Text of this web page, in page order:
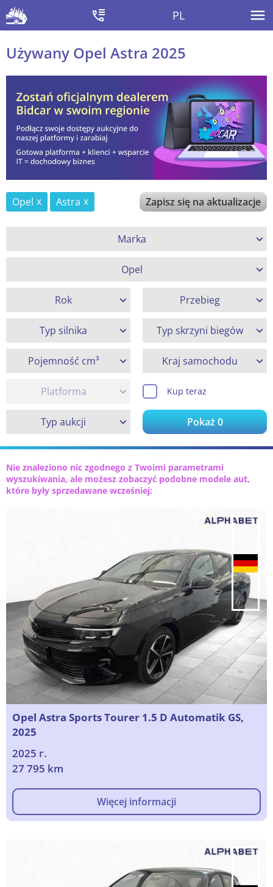
PL
Używany Opel Astra 2025
Opel Astra Zapisz się na aktualizacje
Marka
Opel
Rok Przebieg
Typ silnika Typ skrzyni biegów
Pojemność cm³ Kraj samochodu
Platforma Kup teraz
Typ aukcji Pokaż0
Nie znaleziono nic zgodnego z Twoimi parametrami
wyszukiwania, ale możesz zobaczyć podobne modele aut,
które były sprzedawane wcześniej:
Opel Astra Sports Tourer 1.5 D Automatik GS,
2025
2025 г.
27 795 km
Więcej informacji